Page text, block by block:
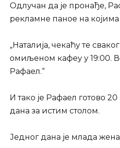
Одлучан да је пронађе,
рекламне паное на којима
„Наталија, чекаћу те
омиљеном кафеу у 19:00.
Рафаел.“
И тако је Рафаел готово
дана за истим столом.
Једног дана је млада